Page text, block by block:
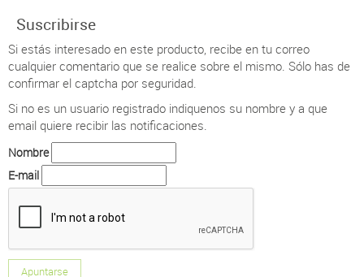
Suscribirse
Si estás interesado en este producto, recibe en tu correo
cualquier comentario que se realice sobre el mismo. Sólo has de
confirmar el captcha por seguridad.
Si no es un usuario registrado indiquenos su nombre y a que
email quiere recibir las notificaciones.
Nombre
E-mail